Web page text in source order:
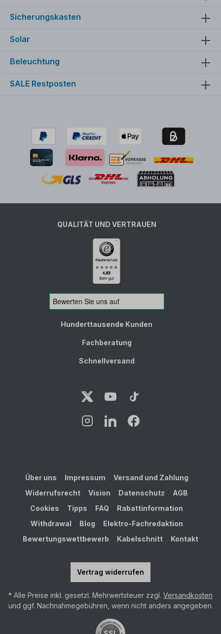
Sicherungskasten
Solar
Beleuchtung
SALE Restposten
QUALITÄT UND VERTRAUEN
Hunderttausende Kunden
Fachberatung
Schnellversand
Über uns Impressum
Versand und Zahlung
Widerrufsrecht
Vision Datenschutz
AGB
Cookies
Tipps FAQ
Rabattinformation
Withdrawal
Blog
Elektro-Fachredaktion
Bewertungswettbewerb
Kabelschnitt Kontakt
Vertrag widerrufen
* Alle Preise inkl. gesetzl. Mehrwertsteuer zzgl. Versandkosten
und ggf. Nachnahmegebühren, wenn nicht anders angegeben.